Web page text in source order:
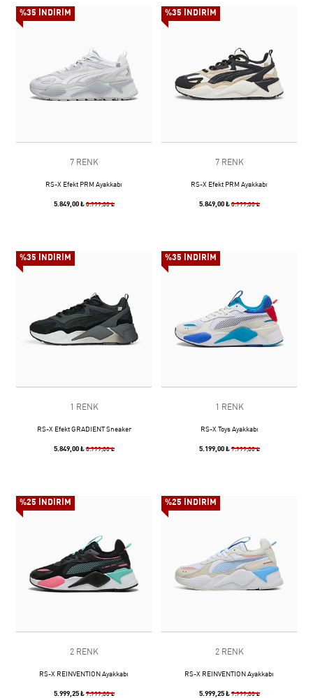
%35 İNDİRİM
7 RENK
RS-X Efekt PRM Ayakkabı
5.849,00 ₺ 8.999,00 ₺
%35 İNDİRİM
7 RENK
RS-X Efekt PRM Ayakkabı
5.849,00 ₺ 8.999,00 ₺
%35 İNDİRİM
1 RENK
RS-X Efekt GRADIENT Sneaker
5.849,00 ₺ 8.999,00 ₺
%35 İNDİRİM
1 RENK
RS-X Toys Ayakkabı
5.199,00 ₺ 7.999,00 ₺
%25 İNDİRİM
2 RENK
RS-X REINVENTION Ayakkabı
5.999,25 ₺ 7.999,00 ₺
%25 İNDİRİM
2 RENK
RS-X REINVENTION Ayakkabı
5.999,25 ₺ 7.999,00 ₺